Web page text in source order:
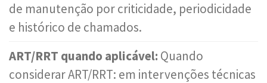
de manutenção por criticidade, periodicidade
e histórico de chamados.
ART/RRT quando aplicável: Quando
considerar ART/RRT: em intervenções técnicas